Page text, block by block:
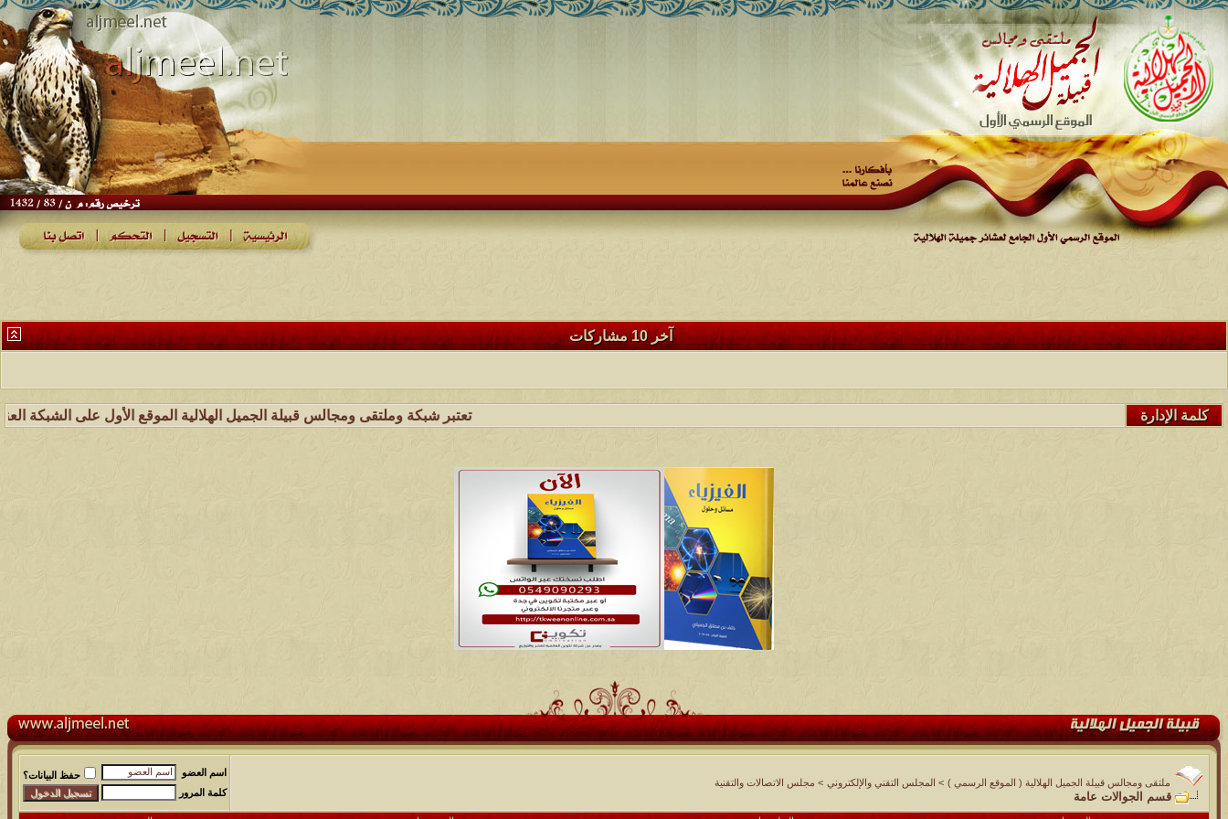
آخر 10 مشاركات
تعتبر شبكة وملتقى ومجالس قبيلة الجميل الهلالية الموقع الأول على الشبكة العنكبوتية كلمة الإدارة
ملتقى ومجالس قبيلة الجميل الهلالية ( الموقع الرسمي ) > المجلس التقني والإلكتروني > مجلس الاتصالات والتقنية
قسم الجوالات عامة
اسم العضو
حفظ البيانات؟
كلمة المرور